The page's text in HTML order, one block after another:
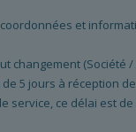
et
changement (Société
5 jours à réception
service, ce délai est